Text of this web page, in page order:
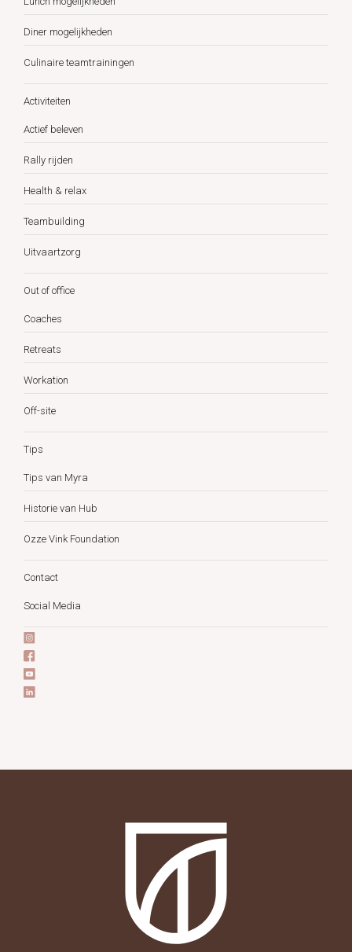
Diner mogelijkheden
Culinaire teamtrainingen
Activiteiten
Actief beleven
Rally rijden
Health & relax
Teambuilding
Uitvaartzorg
Out of office
Coaches
Retreats
Workation
Off-site
Tips
Tips van Myra
Historie van Hub
Ozze Vink Foundation
Contact
Social Media